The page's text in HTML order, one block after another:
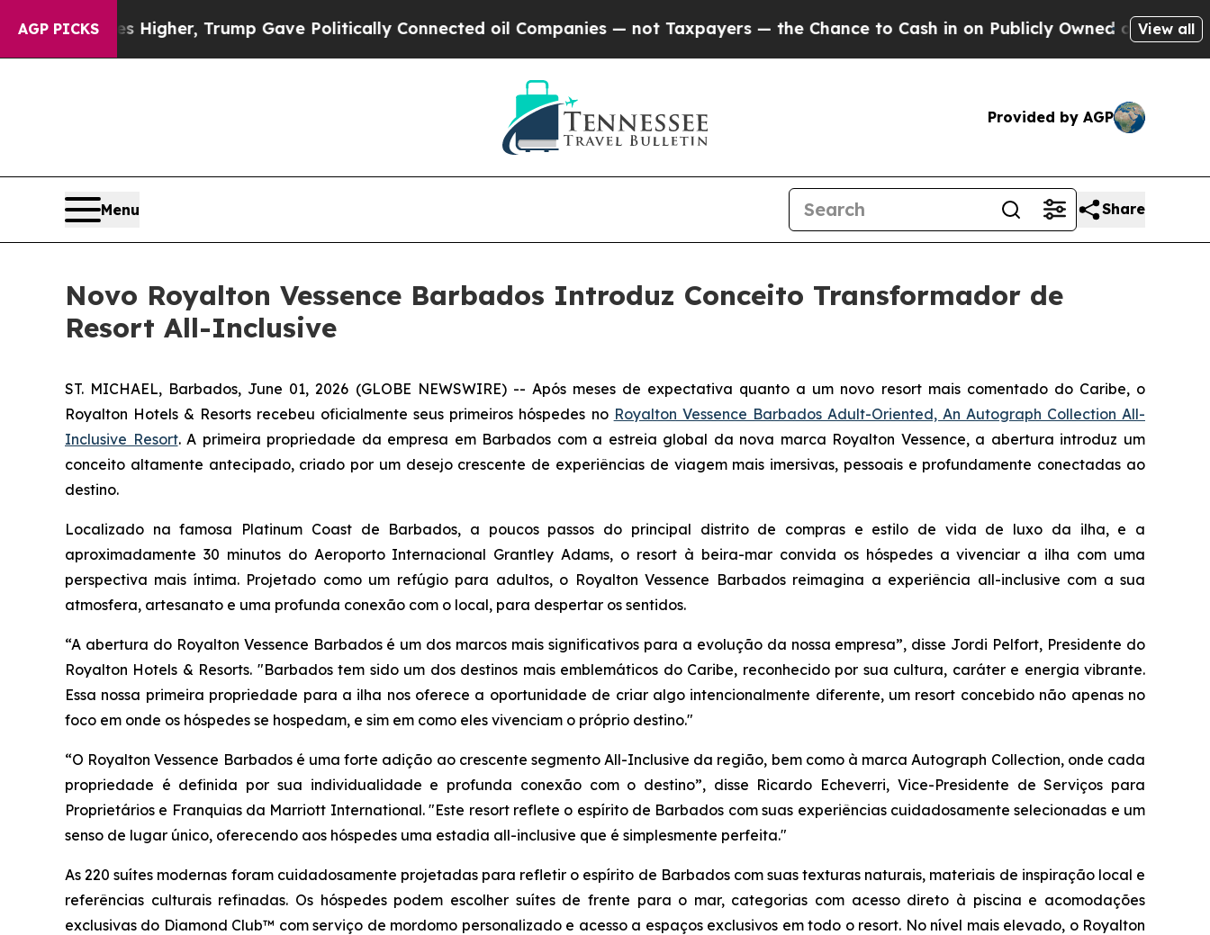
AGP PICKS
Higher, Trump Gave Politically Connected oil Companies — not Taxpayers — the Chance to Cash in on Publicly Owned oilFive Questions
View all
Provided by AGP
Menu Share
Novo Royalton Vessence Barbados Introduz Conceito Transformador de
Resort All-Inclusive
ST. MICHAEL, Barbados, June 01, 2026 (GLOBE NEWSWIRE) -- Após meses de expectativa quanto a um novo resort mais comentado do Caribe, o
Royalton Hotels & Resorts recebeu oficialmente seus primeiros hóspedes no Royalton Vessence Barbados Adult-Oriented, An Autograph Collection All-
Inclusive Resort. A primeira propriedade da empresa em Barbados com a estreia global da nova marca Royalton Vessence, a abertura introduz um
conceito altamente antecipado, criado por um desejo crescente de experiências de viagem mais imersivas, pessoais e profundamente conectadas ao
destino.
Localizado na famosa Platinum Coast de Barbados, a poucos passos do principal distrito de compras e estilo de vida de luxo da ilha, e a
aproximadamente 30 minutos do Aeroporto Internacional Grantley Adams, o resort à beira-mar convida os hóspedes a vivenciar a ilha com uma
perspectiva mais íntima. Projetado como um refúgio para adultos, o Royalton Vessence Barbados reimagina a experiência all-inclusive com a sua
atmosfera, artesanato e uma profunda conexão com o local, para despertar os sentidos.
“A abertura do Royalton Vessence Barbados é um dos marcos mais significativos para a evolução da nossa empresa”, disse Jordi Pelfort, Presidente do
Royalton Hotels & Resorts. "Barbados tem sido um dos destinos mais emblemáticos do Caribe, reconhecido por sua cultura, caráter e energia vibrante.
Essa nossa primeira propriedade para a ilha nos oferece a oportunidade de criar algo intencionalmente diferente, um resort concebido não apenas no
foco em onde os hóspedes se hospedam, e sim em como eles vivenciam o próprio destino."
“O Royalton Vessence Barbados é uma forte adição ao crescente segmento All-Inclusive da região, bem como à marca Autograph Collection, onde cada
propriedade é definida por sua individualidade e profunda conexão com o destino”, disse Ricardo Echeverri, Vice-Presidente de Serviços para
Proprietários e Franquias da Marriott International. "Este resort reflete o espírito de Barbados com suas experiências cuidadosamente selecionadas e um
senso de lugar único, oferecendo aos hóspedes uma estadia all-inclusive que é simplesmente perfeita."
As 220 suítes modernas foram cuidadosamente projetadas para refletir o espírito de Barbados com suas texturas naturais, materiais de inspiração local e
referências culturais refinadas. Os hóspedes podem escolher suítes de frente para o mar, categorias com acesso direto à piscina e acomodações
exclusivas do Diamond Club™ com serviço de mordomo personalizado e acesso a espaços exclusivos em todo o resort. No nível mais elevado, o Royalton